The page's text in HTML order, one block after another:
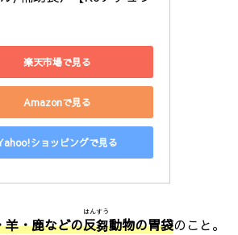
楽天市場で見る
Amazonで見る
ショッピングで見る
羊・鹿などの反芻
はんすう
動物の胃袋のこと。